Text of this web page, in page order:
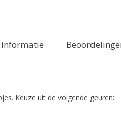
Keuze uit de volgende geuren: